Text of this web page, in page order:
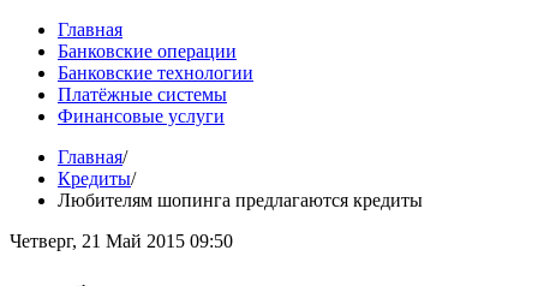
Главная
Банковские операции
Банковские технологии
Платёжные системы
Финансовые услуги
Главная/
Кредиты/
Любителям шопинга предлагаются кредиты
Четверг, 21 Май 2015 09:50